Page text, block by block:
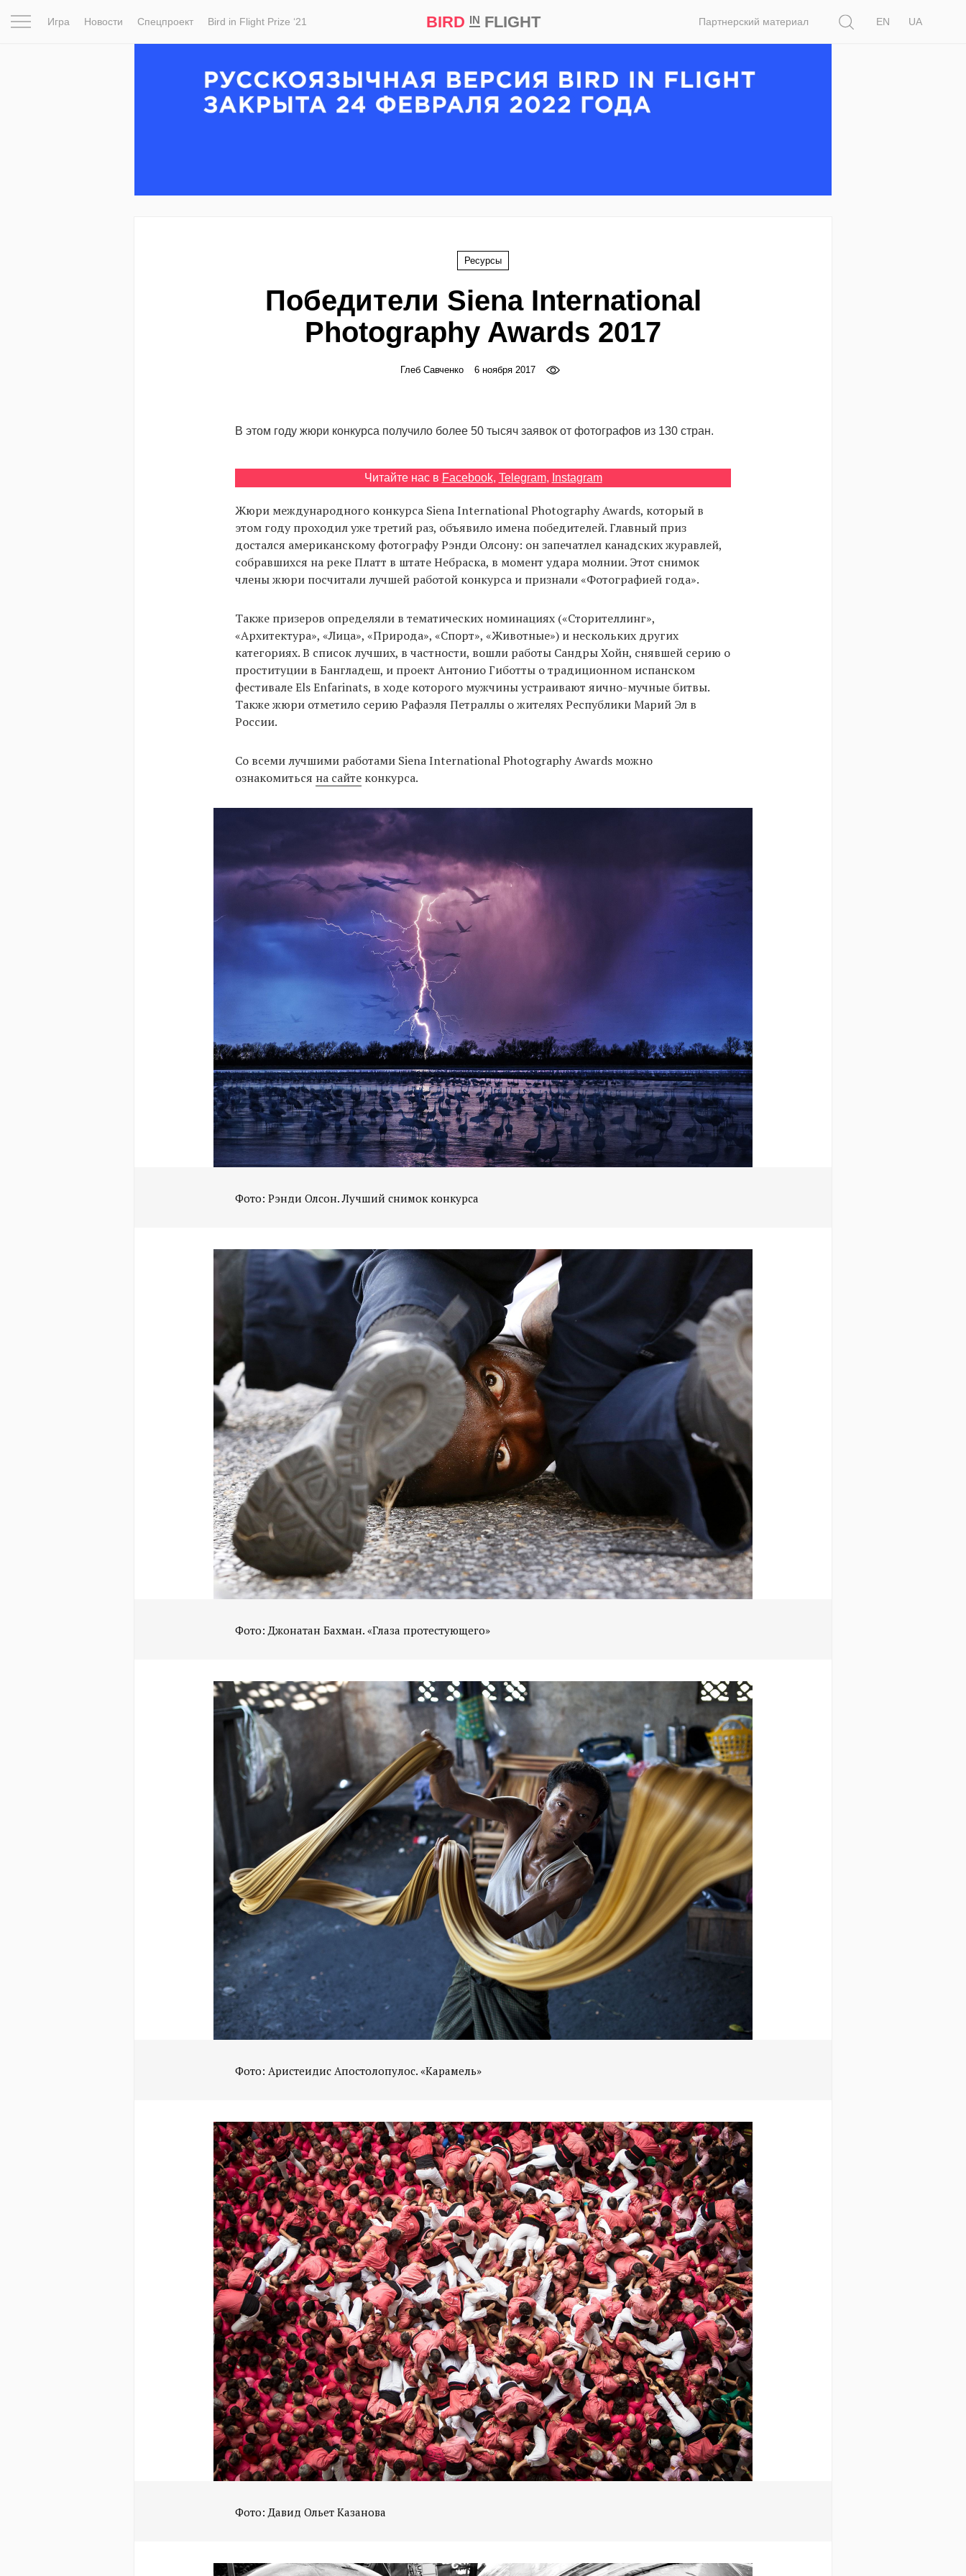
Игра Новости Спецпроект Bird in Flight Prize ‘21 BIRD INFLIGHT Партнерский материал
EN
UA
Ресурсы
Победители Siena International
Photography Awards 2017
Глеб Савченко 6 ноября 2017
В этом году жюри конкурса получило более 50 тысяч заявок от фотографов из 130 стран.
Читайте нас в Facebook, Telegram, Instagram
Жюри международного конкурса Siena International Photography Awards, который в
этом году проходил уже третий раз, объявило имена победителей. Главный приз
достался американскому фотографу Рэнди Олсону: он запечатлел канадских журавлей,
собравшихся на реке Платт в штате Небраска, в момент удара молнии. Этот снимок
члены жюри посчитали лучшей работой конкурса и признали «Фотографией года».
Также призеров определяли в тематических номинациях («Сторителлинг»,
«Архитектура», «Лица», «Природа», «Спорт», «Животные») и нескольких других
категориях. В список лучших, в частности, вошли работы Сандры Хойн, снявшей серию о
проституции в Бангладеш, и проект Антонио Гиботты о традиционном испанском
фестивале Els Enfarinats, в ходе которого мужчины устраивают яично-мучные битвы.
Также жюри отметило серию Рафаэля Петраллы о жителях Республики Марий Эл в
России.
Со всеми лучшими работами Siena International Photography Awards можно
ознакомиться на сайте конкурса.
Фото: Рэнди Олсон. Лучший снимок конкурса
Фото: Джонатан Бахман. «Глаза протестующего»
Фото: Аристеидис Апостолопулос. «Карамель»
Фото: Давид Ольет Казанова